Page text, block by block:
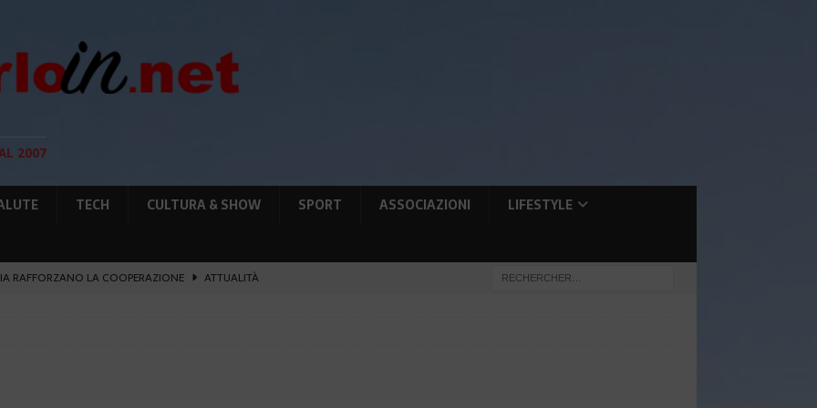
2007
TECH CULTURA & SHOW SPORT ASSOCIAZIONI
LIFESTYLE
RAFFORZANO LA COOPERAZIONE
ATTUALITÀ
SOSTIENE LA RIFORMA
ad Auschwitz-Birkenau